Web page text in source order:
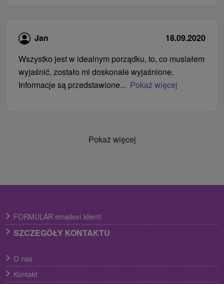
Jan
18.09.2020
Wszystko jest w idealnym porządku, to, co musiałem
wyjaśnić, zostało mi doskonale wyjaśnione.
Informacje są przedstawione... Pokaż więcej
Pokaż więcej
FORMULÁR emailoví klienti
SZCZEGÓŁY KONTAKTU
O nas
Kontakt